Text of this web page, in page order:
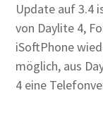
Update auf 3.4
von Daylite 4,
iSoftPhone
möglich, aus
4 eine